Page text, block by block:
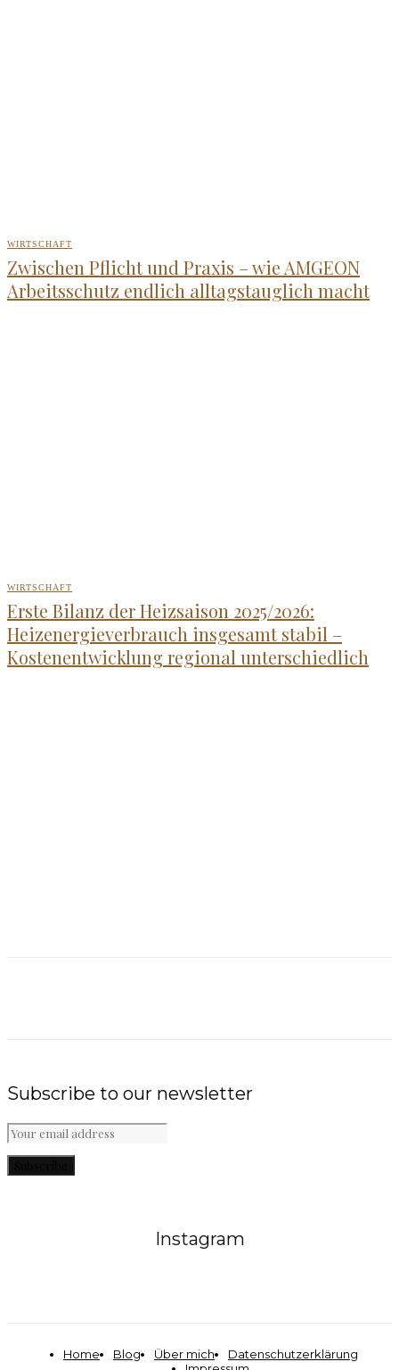
WIRTSCHAFT
Zwischen Pflicht und Praxis – wie AMGEON
Arbeitsschutz endlich alltagstauglich macht
WIRTSCHAFT
Erste Bilanz der Heizsaison 2025/2026:
Heizenergieverbrauch insgesamt stabil –
Kostenentwicklung regional unterschiedlich
Subscribe to our newsletter
Instagram
Home Blog Über mich
Datenschutzerklärung